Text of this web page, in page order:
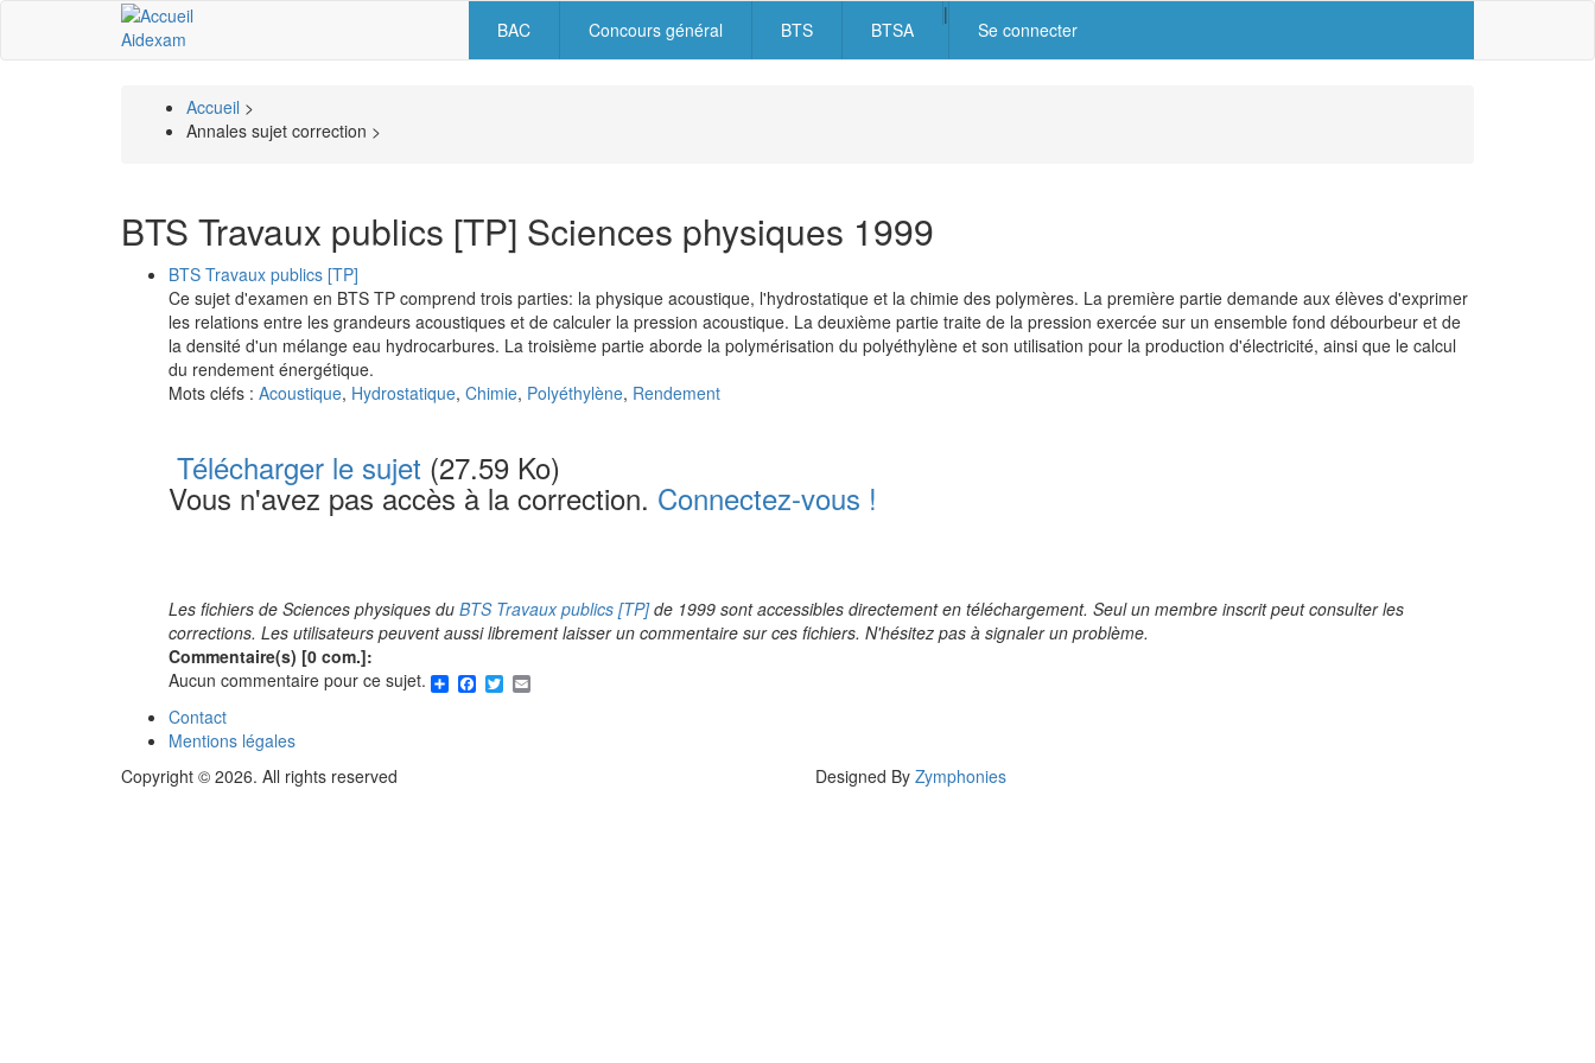
contenu
Aidexam Navigation
BAC Concours général BTS BTSA
|
Se connecter
Fil
Accueil >
Annales sujet correction >
BTS Travaux publics [TP] Sciences physiques 1999
BTS Travaux publics [TP]
Ce sujet d'examen en BTS TP comprend trois parties: la physique acoustique, l'hydrostatique et la chimie des polymères. La première partie demande aux élèves d'exprimer
les relations entre les grandeurs acoustiques et de calculer la pression acoustique. La deuxième partie traite de la pression exercée sur un ensemble fond débourbeur et de
la densité d'un mélange eau hydrocarbures. La troisième partie aborde la polymérisation du polyéthylène et son utilisation pour la production d'électricité, ainsi que le calcul
du rendement énergétique.
Mots cléfs : Acoustique, Hydrostatique, Chimie, Polyéthylène, Rendement
Télécharger le sujet (27.59 Ko)
Vous n'avez pas accès à la correction. Connectez-vous !
Les fichiers de Sciences physiques du BTS Travaux publics [TP]de 1999 sont accessibles directement en téléchargement. Seul un membre inscrit peut consulter les
corrections. Les utilisateurs peuvent aussi librement laisser un commentaire sur ces fichiers. N'hésitez pas à signaler un problème.
Commentaire(s) [0 com.]:
Aucun commentaire pour ce sujet.
ShareFacebook
Twitter
Menu
Pied
Contact
Mentions légales
Copyright © 2026. All rights reserved
Designed By Zymphonies